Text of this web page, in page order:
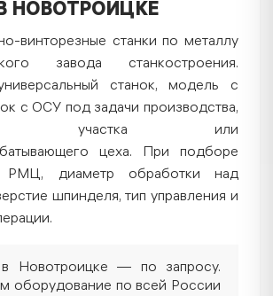
НОВОТРОИЦКЕ
винторезные станки по металлу
завода станкостроения.
станок, модель с
с ОСУ под задачи производства,
участка или
цеха. При подборе
РМЦ, диаметр обработки над
шпинделя, тип управления и
в Новотроицке — по запросу.
оборудование по всей России